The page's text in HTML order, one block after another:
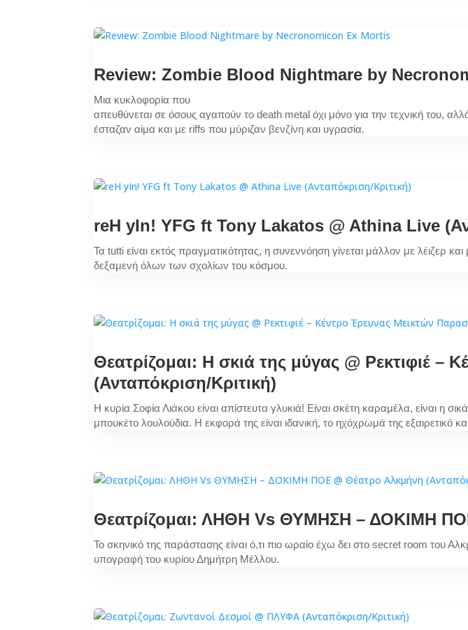
Review: Zombie Blood Nightmare by
Μια κυκλοφορία που
απευθύνεται σε όσους αγαπούν το death metal όχι μόνο για την τεχνική του,
έσταζαν αίμα και με riffs που μύριζαν βενζίνη και υγρασία.
reH yIn! YFG ft Tony Lakatos @ Athina Live
Τα tutti είναι εκτός πραγματικότητας, η συνεννόηση γίνεται μάλλον με λέιζερ
δεξαμενή όλων των σχολίων του κόσμου.
Θεατρίζομαι: Η σκιά της μύγας @ Ρεκτιφιέ
(Ανταπόκριση/Κριτική)
Η κυρία Σοφία Λιάκου είναι απίστευτα γλυκιά! Είναι σκέτη καραμέλα, είναι η
μπουκέτο λουλούδια. Η εκφορά της είναι ιδανική, το ηχόχρωμά της εξαιρετικό
Θεατρίζομαι: ΛΗΘΗ Vs ΘΥΜΗΣΗ – ΔΟΚΙΜΗ
Το σκηνικό της παράστασης είναι ό,τι πιο ωραίο έχω δει στο secret room του
υπογραφή του κυρίου Δημήτρη Μέλλου.